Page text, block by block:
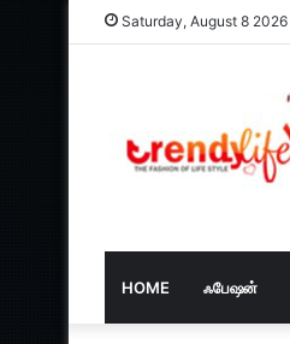
Saturday, August 8 2026
HOME ஃபேஷன்